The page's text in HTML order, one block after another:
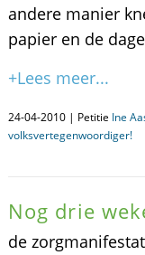
andere manier
papier en de
+Lees meer...
24-04-2010 | Petitie Ine
volksvertegenwoordiger!
Nog drie
de